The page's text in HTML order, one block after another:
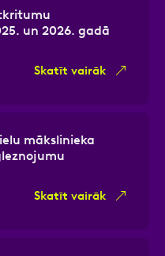
un 2026. gadā
Skatīt vairāk
mākslinieka
Skatīt vairāk